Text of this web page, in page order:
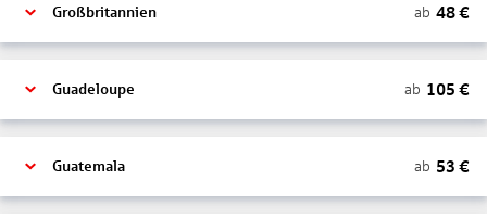
Großbritannien ab 48€
Guadeloupe ab 105 €
Guatemala ab 53 €